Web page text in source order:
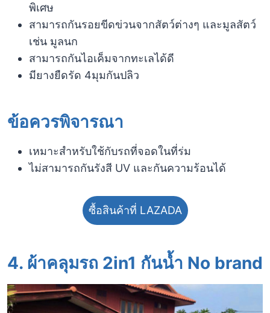
พิเศษ
สามารถกันรอยขีดข่วนจากสัตว์ต่างๆ และมูลสัตว์
เช่น มูลนก
สามารถกันไอเค็มจากทะเลได้ดี
มียางยืดรัด 4มุมกันปลิว
ข้อควรพิจารณา​
เหมาะสำหรับใช้กับรถที่จอดในที่ร่ม
ไม่สามารถกันรังสี UV และกันความร้อนได้
ซื้อสินค้าที่ LAZADA
4. ผ้าคลุมรถ 2in1 กันน้ำ No brand